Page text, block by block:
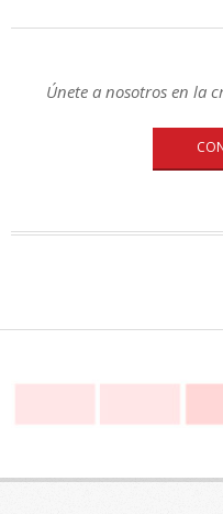
Únete a nosotros en la